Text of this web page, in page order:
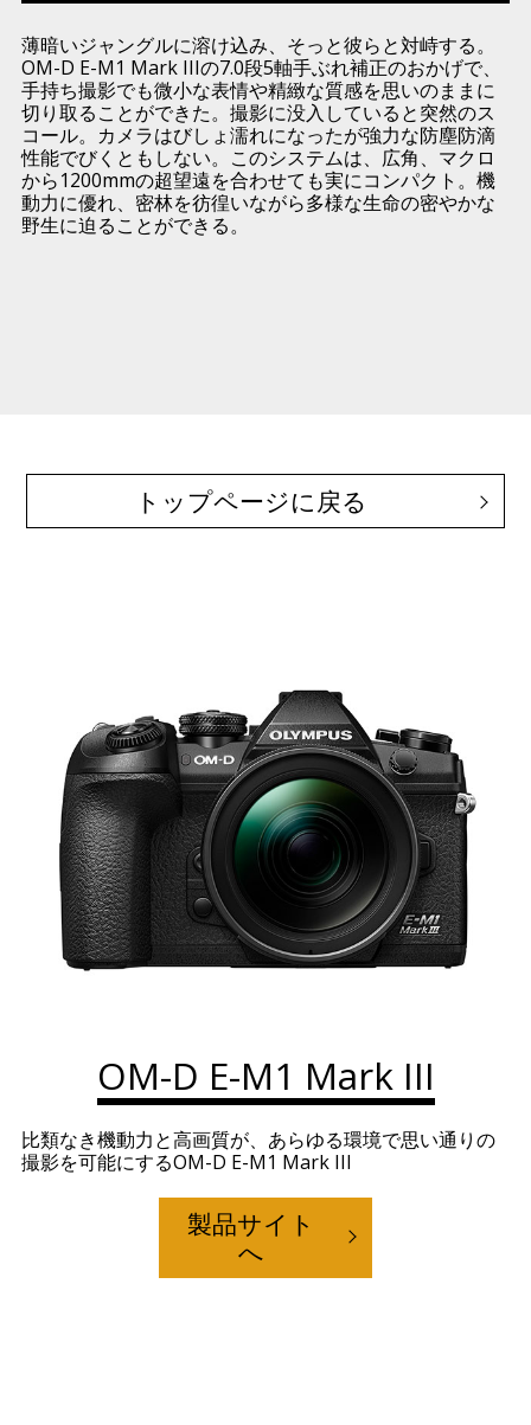
薄暗いジャングルに溶け込み、そっと彼らと対峙する。
OM-D E-M1 Mark IIIの7.0段5軸手ぶれ補正のおかげで、
手持ち撮影でも微小な表情や精緻な質感を思いのままに
切り取ることができた。撮影に没入していると突然のス
コール。カメラはびしょ濡れになったが強力な防塵防滴
性能でびくともしない。このシステムは、広角、マクロ
から1200mmの超望遠を合わせても実にコンパクト。機
動力に優れ、密林を彷徨いながら多様な生命の密やかな
野生に迫ることができる。
トップページに戻る
OM-D E-M1 Mark III
比類なき機動力と高画質が、あらゆる環境で思い通りの
撮影を可能にするOM-D E-M1 Mark III
製品サイト
へ